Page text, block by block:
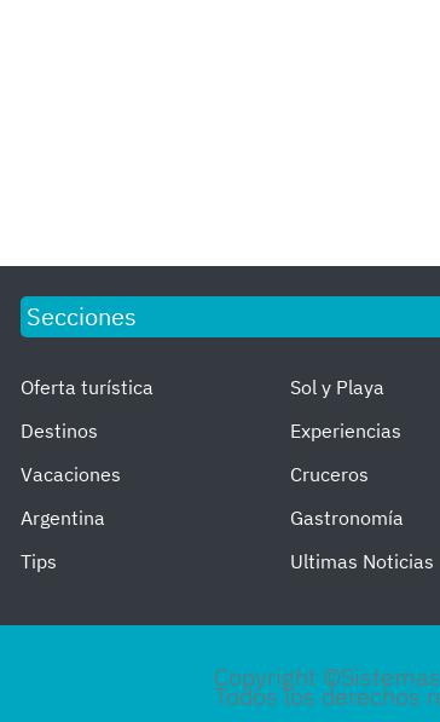
Secciones
Oferta turística
Destinos
Vacaciones
Argentina
Tips
Sol y Playa
Experiencias
Cruceros
Gastronomía
Ultimas Noticias
Copyright
Todos los derechos